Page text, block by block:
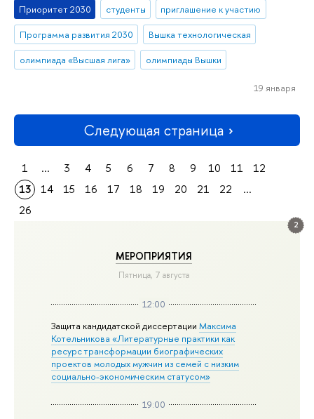
2
МЕРОПРИЯТИЯ
Пятница, 7 августа
12:00
Защита кандидатской диссертацииМаксима
Котельникова «Литературные практики как
ресурс трансформации биографических
проектов молодых мужчин из семей с низким
социально-экономическим статусом»
19:00
Приоритет 2030 студенты
приглашение к участию
Программа развития 2030
Вышка технологическая
олимпиада «Высшая лига»
олимпиады Вышки
19 января
Следующая страница
1 ... 3 4 5 6 7 8 9 10 11
12
13
14 15 16 17 18 19 20 21 22
...
26